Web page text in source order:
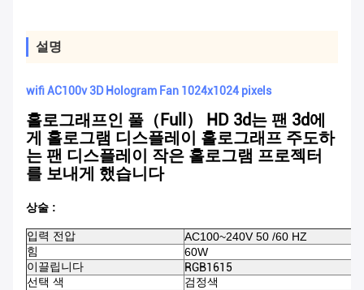
설명
wifi AC100v 3D Hologram Fan 1024x1024 pixels
홀로그래프인 풀（Full） HD 3d는 팬 3d에
게 홀로그램 디스플레이 홀로그래프 주도하
는 팬 디스플레이 작은 홀로그램 프로젝터
를 보내게 했습니다
상술 :
입력 전압
AC100~240V 50 /60 HZ
힘
60W
이끌립니다
RGB1615
선택 색
검정색